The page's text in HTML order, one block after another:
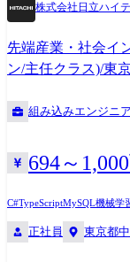
株式会社日立ハイ
先端産業・社会イ
ン/主任クラス)/東
組み込みエンジニア
694～
C#TypeScriptMySQL機械学
正社員 東京都